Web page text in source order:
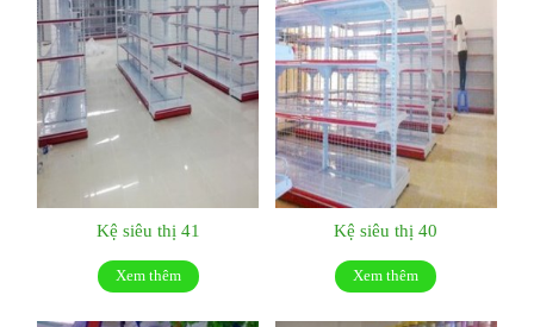
Kệ siêu thị 41
Xem thêm
Kệ siêu thị 40
Xem thêm